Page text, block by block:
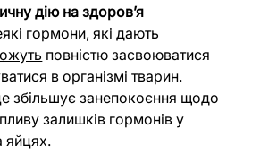
дію на здоров’я
гормони, які дають
повністю засвоюватися
в організмі тварин.
збільшує занепокоєння щодо
залишків гормонів у
яйцях.